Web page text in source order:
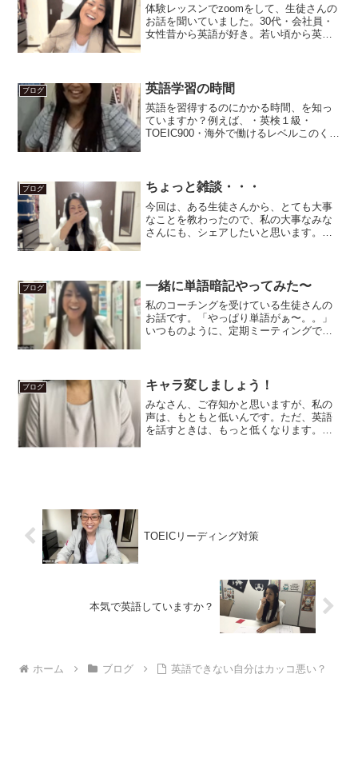
体験レッスンでzoomをして、生徒さんの
お話を聞いていました。30代・会社員・
女性昔から英語が好き。若い頃から英語
し、英検も取りたいと...
ブログ 英語学習の時間
英語を習得するのにかかる時間、を知っ
ていますか？例えば、・英検１級・
TOEIC900・海外で働けるレベルこのくら
くらいかな、...
ブログ ちょっと雑談・・・
今回は、ある生徒さんから、とても大事
なことを教わったので、私の大事なみな
さんにも、シェアしたいと思います。
ます。Mazd...
ブログ 一緒に単語暗記やってみた〜
私のコーチングを受けている生徒さんの
お話です。「やっぱり単語がぁ〜。。」
いつものように、定期ミーティングで、
いてる時間全部使って覚え...
ブログ キャラ変しましょう！
みなさん、ご存知かと思いますが、私の
声は、もともと低いんです。ただ、英語
を話すときは、もっと低くなります。こ
TOEICリーディング対策
本気で英語していますか？
ホーム ブログ 英語できない自分はカッコ悪い？